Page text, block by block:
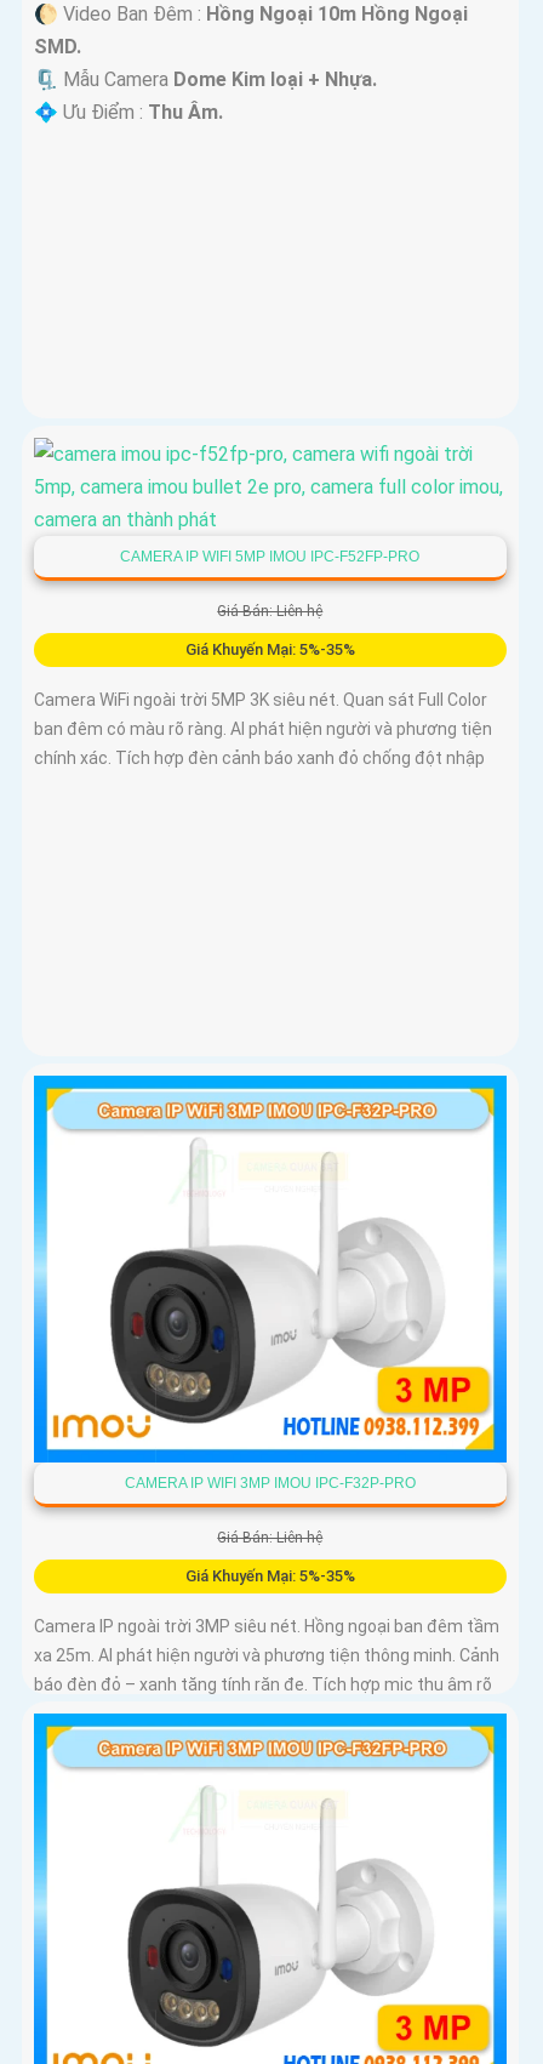
🌔 Video Ban Đêm : Hồng Ngoại 10m Hồng Ngoại
SMD.
🗜️ Mẫu Camera Dome Kim loại + Nhựa.
️💠 Ưu Điểm : Thu Âm.
CAMERA IP WIFI 5MP IMOU IPC-F52FP-PRO
Giá Bán: Liên hệ
Giá Khuyến Mại: 5%-35%
Camera WiFi ngoài trời 5MP 3K siêu nét. Quan sát Full Color
ban đêm có màu rõ ràng. AI phát hiện người và phương tiện
chính xác. Tích hợp đèn cảnh báo xanh đỏ chống đột nhập
CAMERA IP WIFI 3MP IMOU IPC-F32P-PRO
Giá Bán: Liên hệ
Giá Khuyến Mại: 5%-35%
Camera IP ngoài trời 3MP siêu nét. Hồng ngoại ban đêm tầm
xa 25m. AI phát hiện người và phương tiện thông minh. Cảnh
báo đèn đỏ – xanh tăng tính răn đe. Tích hợp mic thu âm rõ
ràng